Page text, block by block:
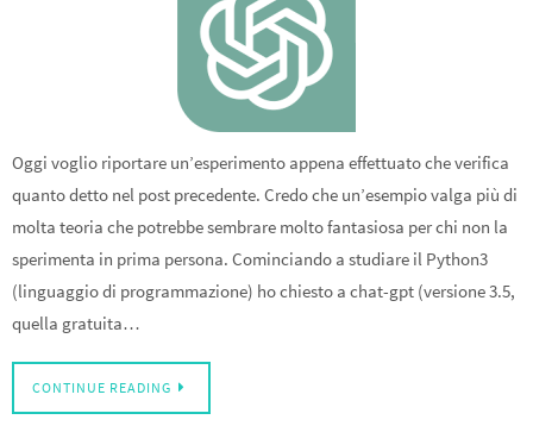
Oggi voglio riportare un’esperimento appena effettuato che verifica
quanto detto nel post precedente. Credo che un’esempio valga più di
molta teoria che potrebbe sembrare molto fantasiosa per chi non la
sperimenta in prima persona. Cominciando a studiare il Python3
(linguaggio di programmazione) ho chiesto a chat-gpt (versione 3.5,
quella gratuita…
CONTINUE READING